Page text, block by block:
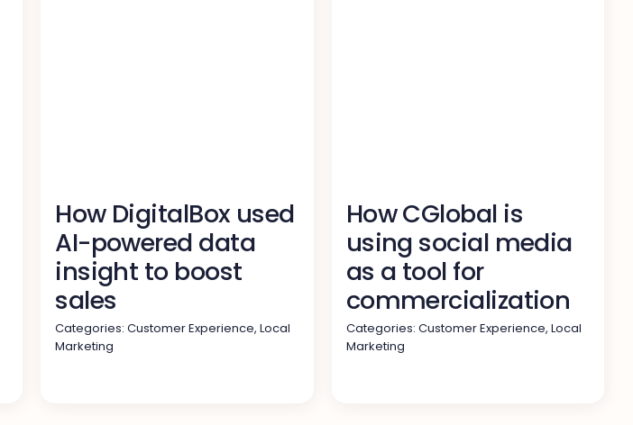
How DigitalBox used
AI-powered data
insight to boost
sales
Categories:Customer Experience,Local
Marketing
How CGlobal is
using social media
as a tool for
commercialization
Categories: Customer Experience, Local
Marketing